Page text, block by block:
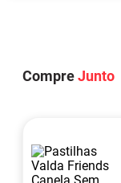
CompreJunto